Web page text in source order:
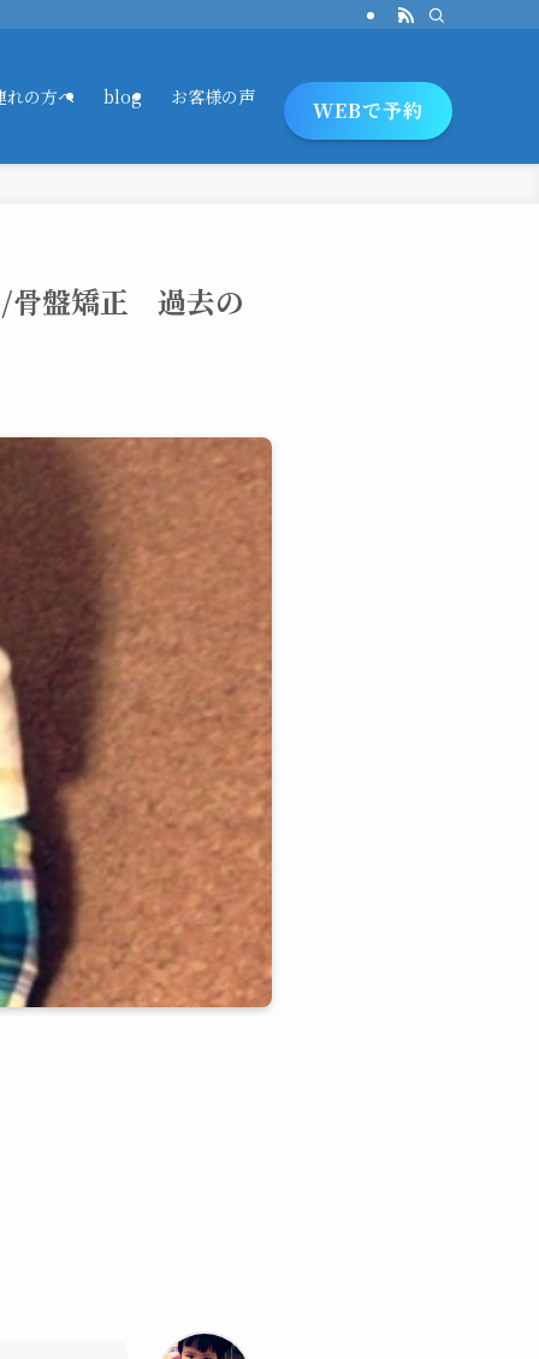
れの方へ blog お客様の声 WEBで予約
/骨盤矯正 過去の